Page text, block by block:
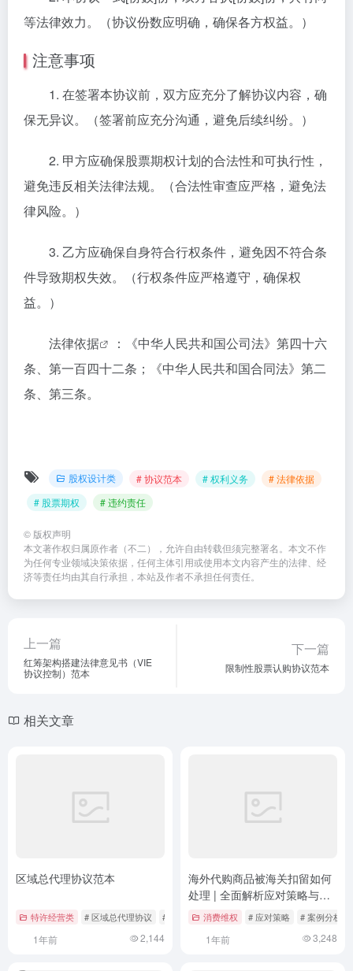
等法律效力。（协议份数应明确，确保各方权益。）
注意事项
1. 在签署本协议前，双方应充分了解协议内容，确
保无异议。（签署前应充分沟通，避免后续纠纷。）
2. 甲方应确保股票期权计划的合法性和可执行性，
避免违反相关法律法规。（合法性审查应严格，避免法
律风险。）
3. 乙方应确保自身符合行权条件，避免因不符合条
件导致期权失效。（行权条件应严格遵守，确保权
益。）
法律依据
：《中华人民共和国公司法》第四十六
条、第一百四十二条；《中华人民共和国合同法》第二
条、第三条。
股权设计类 # 协议范本 # 权利义务
# 法律依据
# 股票期权
# 违约责任
© 版权声明
本文著作权归属原作者（不二），允许自由转载但须完整署名。本文不作
为任何专业领域决策依据，任何主体引用或使用本文内容产生的法律、经
济等责任均由其自行承担，本站及作者不承担任何责任。
上一篇
红筹架构搭建法律意见书（VIE
协议控制）范本
下一篇
限制性股票认购协议范本
相关文章
区域总代理协议范本
特许经营类 # 区域总代理协议 # 合同条款 # 权利义务
1年前 2,144
海外代购商品被海关扣留如何
处理 | 全面解析应对策略与法
律依据
消费维权 # 应对策略 # 案例分析
1年前 3,248